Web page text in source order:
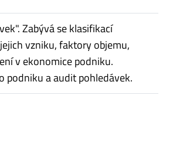
Zabývá se klasifikací
vzniku, faktory objemu,
v ekonomice podniku.
podniku a audit pohledávek.